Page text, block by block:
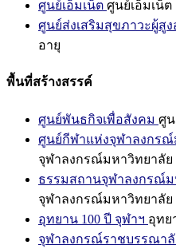
ศูนย์เอ็มเน็ต ศูนย์เอ็มเน็ต
ศูนย์ส่งเสริมสุขภาวะผู้สูง
อายุ
พื้นที่สร้างสรรค์
ศูนย์พันธกิจเพื่อสังคม ศู
ศูนย์กีฬาแห่งจุฬาลงกรณ์
จุฬาลงกรณ์มหาวิทยาลัย
ธรรมสถานจุฬาลงกรณ์ม
จุฬาลงกรณ์มหาวิทยาลัย
อุทยาน 100 ปี จุฬาฯ อุทย
จุฬาลงกรณ์ราชบรรณาลั